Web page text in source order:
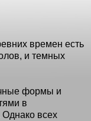
времен есть
и темных
формы и
в
Однако всех